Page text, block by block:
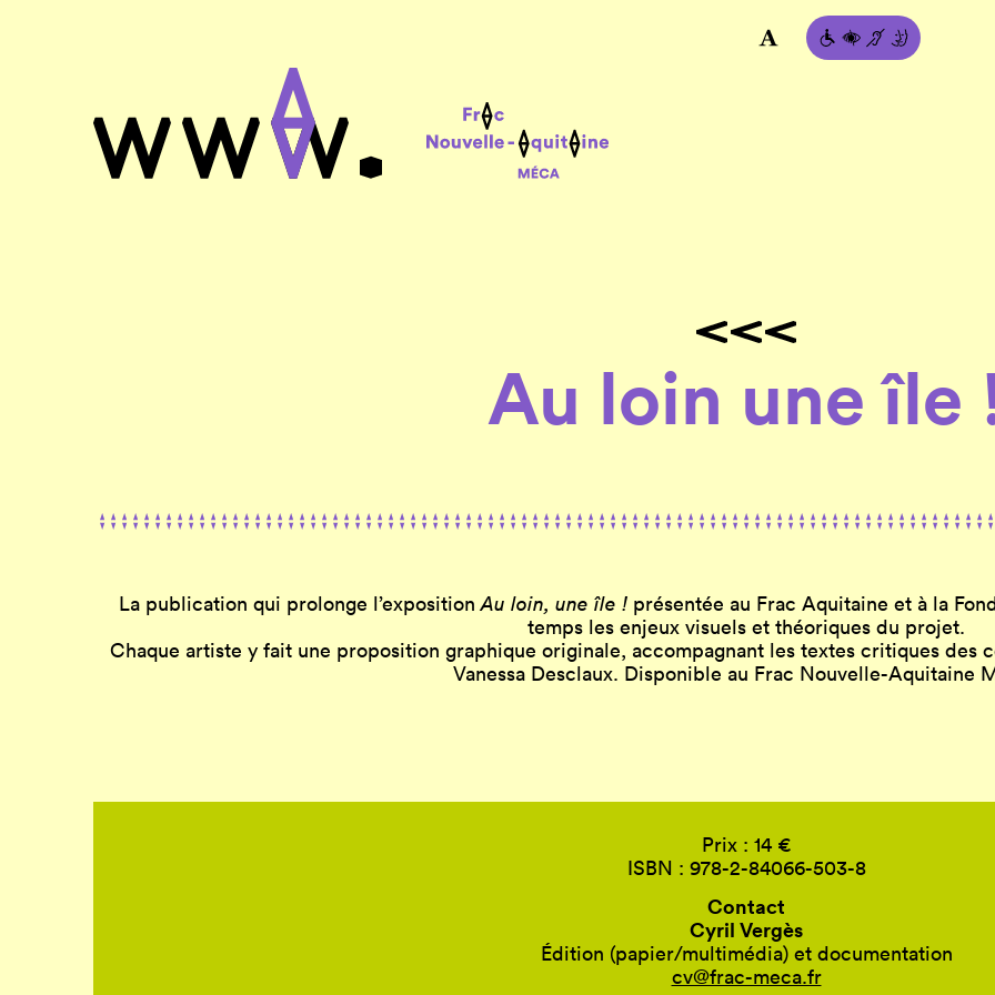
Au loin une île
La publication qui prolonge l’expositionAu loin, une île !présentée au Frac Aquitaine et à la
temps les enjeux visuels et théoriques du projet.
Chaque artiste y fait une proposition graphique originale, accompagnant les textes critiques des
Vanessa Desclaux. Disponible au Frac Nouvelle-Aquitaine
Prix : 14 €
ISBN : 978-2-84066-503-8
Contact
Cyril Vergès
Édition (papier/multimédia) et documentation
cv@frac-meca.fr